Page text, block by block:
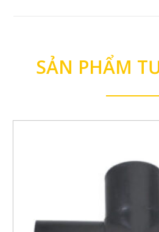
SẢN PHẨM